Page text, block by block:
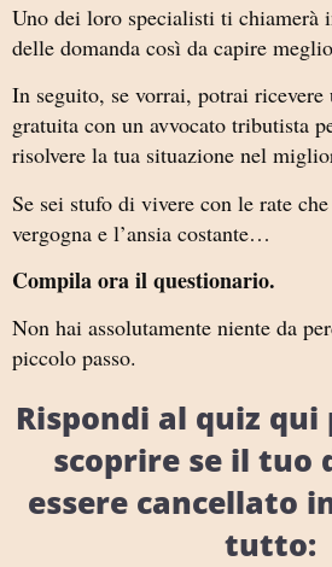
Uno dei loro specialisti ti chiamerà
delle domanda così da capire
In seguito, se vorrai, potrai ricevere
gratuita con un avvocato tributista
risolvere la tua situazione nel
Se sei stufo di vivere con le rate
vergogna e l’ansia costante…
Compila ora il questionario.
Non hai assolutamente niente da
piccolo passo.
Rispondi al quiz
scoprire se il tuo
essere cancellato
tutto: